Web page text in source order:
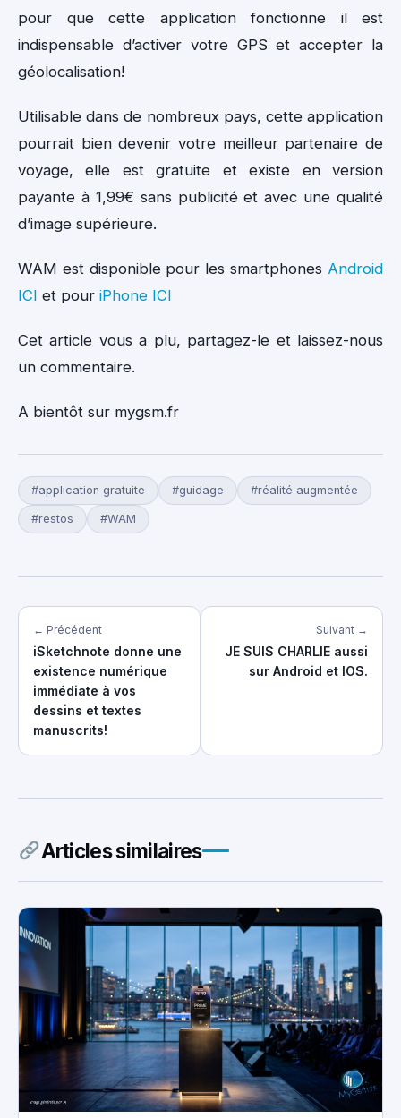
pour que cette application fonctionne il est
indispensable d’activer votre GPS et accepter la
géolocalisation!
Utilisable dans de nombreux pays, cette application
pourrait bien devenir votre meilleur partenaire de
voyage, elle est gratuite et existe en version
payante à 1,99€ sans publicité et avec une qualité
d’image supérieure.
WAM est disponible pour les smartphones Android
ICI et pour iPhone ICI
Cet article vous a plu, partagez-le et laissez-nous
un commentaire.
A bientôt sur mygsm.fr
#application gratuite #guidage #réalité augmentée
#restos #WAM
← Précédent
iSketchnote donne une
existence numérique
immédiate à vos
dessins et textes
manuscrits!
Suivant →
JE SUIS CHARLIE aussi
sur Android et IOS.
Articles similaires